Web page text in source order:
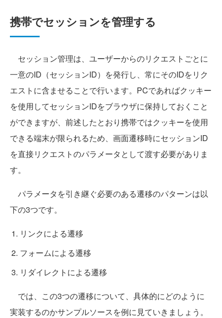
携帯でセッションを管理する
セッション管理は、ユーザーからのリクエストごとに
一意のID（セッションID）を発行し、常にそのIDをリク
エストに含ませることで行います。PCであればクッキー
を使用してセッションIDをブラウザに保持しておくこと
ができますが、前述したとおり携帯ではクッキーを使用
できる端末が限られるため、画面遷移時にセッションID
を直接リクエストのパラメータとして渡す必要がありま
す。
パラメータを引き継ぐ必要のある遷移のパターンは以
下の3つです。
リンクによる遷移
フォームによる遷移
リダイレクトによる遷移
では、この3つの遷移について、具体的にどのように
実装するのかサンプルソースを例に見ていきましょう。